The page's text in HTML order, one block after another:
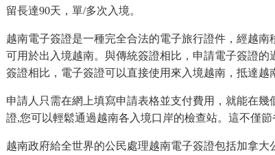
留長達90天，單/多次入境。
越南電子簽證是一種完全合法的電子旅行證件，經越
可用於出入境越南。與傳統簽證相比，申請電子簽證
簽證相比，電子簽證可以直接使用來入境越南，抵達越
申請人只需在網上填寫申請表格並支付費用，就能在
證,您可以輕鬆通過越南各入境口岸的檢查站。這不僅節
越南政府給全世界的公民處理越南電子簽證包括加拿大